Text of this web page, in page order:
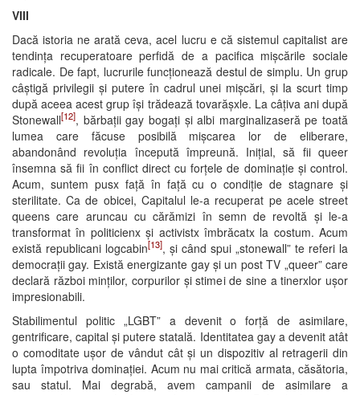
VIII
Dacă istoria ne arată ceva, acel lucru e că sistemul capitalist are
tendința recuperatoare perfidă de a pacifica mișcările sociale
radicale. De fapt, lucrurile funcționează destul de simplu. Un grup
câștigă privilegii și putere în cadrul unei mișcări, și la scurt timp
după aceea acest grup își trădează tovarășxle. La câțiva ani după
Stonewall[12], bărbații gay bogați și albi marginalizaseră pe toată
lumea care făcuse posibilă mișcarea lor de eliberare,
abandonând revoluția începută împreună. Inițial, să fii queer
însemna să fii în conflict direct cu forțele de dominație și control.
Acum, suntem pusx față în față cu o condiție de stagnare și
sterilitate. Ca de obicei, Capitalul le-a recuperat pe acele street
queens care aruncau cu cărămizi în semn de revoltă și le-a
transformat în politicienx și activistx îmbrăcatx la costum. Acum
există republicani logcabin[13], și când spui „stonewall” te referi la
democrații gay. Există energizante gay și un post TV „queer” care
declară război minților, corpurilor și stimei de sine a tinerxlor ușor
impresionabili.
Stabilimentul politic „LGBT” a devenit o forță de asimilare,
gentrificare, capital și putere statală. Identitatea gay a devenit atât
o comoditate ușor de vândut cât și un dispozitiv al retragerii din
lupta împotriva dominației. Acum nu mai critică armata, căsătoria,
sau statul. Mai degrabă, avem campanii de asimilare a